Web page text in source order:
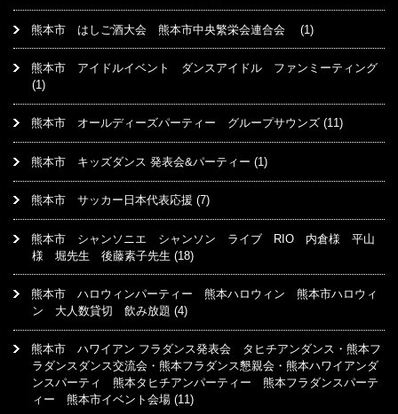
熊本市 はしご酒大会 熊本市中央繁栄会連合会 (1)
熊本市 アイドルイベント ダンスアイドル ファンミーティング
(1)
熊本市 オールディーズパーティー グループサウンズ (11)
熊本市 キッズダンス 発表会&パーティー (1)
熊本市 サッカー日本代表応援 (7)
熊本市 シャンソニエ シャンソン ライブ RIO 内倉様 平山
様 堀先生 後藤素子先生 (18)
熊本市 ハロウィンパーティー 熊本ハロウィン 熊本市ハロウィ
ン 大人数貸切 飲み放題 (4)
熊本市 ハワイアン フラダンス発表会 タヒチアンダンス・熊本フ
ラダンスダンス交流会・熊本フラダンス懇親会・熊本ハワイアンダ
ンスパーティ 熊本タヒチアンパーティー 熊本フラダンスパーテ
ィー 熊本市イベント会場 (11)